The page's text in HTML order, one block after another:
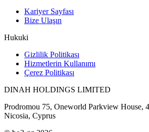
Kariyer Sayfası
Bize Ulaşın
Hukuki
Gizlilik Politikası
Hizmetlerin Kullanımı
Çerez Politikası
DINAH HOLDINGS LIMITED
Prodromou 75, Oneworld Parkview House,
Nicosia, Cyprus